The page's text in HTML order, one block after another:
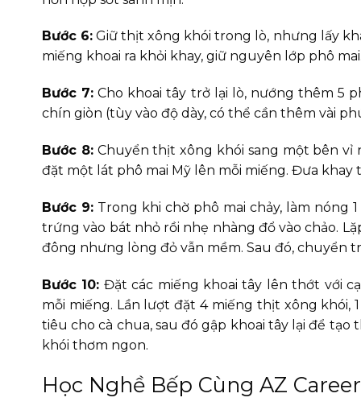
Bước 6: Giữ thịt xông khói trong lò, nhưng lấy
miếng khoai ra khỏi khay, giữ nguyên lớp phô
Bước 7: Cho khoai tây trở lại lò, nướng thêm 5
chín giòn (tùy vào độ dày, có thể cần thêm vài
Bước 8:Chuyển thịt xông khói sang một bên vỉ
đặt một lát phô mai Mỹ lên mỗi miếng. Đưa
Bước 9:Trong khi chờ phô mai chảy, làm nóng
trứng vào bát nhỏ rồi nhẹ nhàng đổ vào chảo.
đông nhưng lòng đỏ vẫn mềm. Sau đó, chuyển
Bước 10: Đặt các miếng khoai tây lên thớt với
mỗi miếng. Lần lượt đặt 4 miếng thịt xông
tiêu cho cà chua, sau đó gập khoai tây lại để
khói thơm ngon.
Học Nghề Bếp Cùng AZ